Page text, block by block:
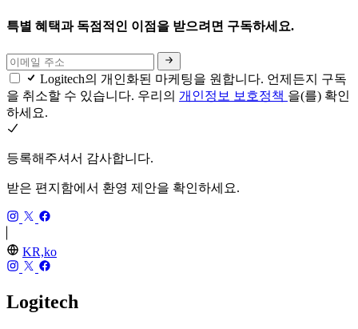
특별 혜택과 독점적인 이점을 받으려면 구독하세요.
Logitech의 개인화된 마케팅을 원합니다. 언제든지 구독
을 취소할 수 있습니다. 우리의 개인정보 보호정책 을(를) 확인
하세요.
등록해주셔서 감사합니다.
받은 편지함에서 환영 제안을 확인하세요.
KR,ko
Logitech